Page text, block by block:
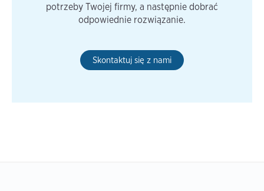
potrzeby Twojej firmy, a następnie dobrać
odpowiednie rozwiązanie.
Skontaktuj się z nami